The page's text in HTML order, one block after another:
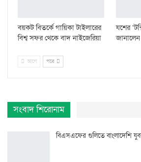
বয়কট বিতর্কে গায়িকা টাইলারের
বিশ্ব সফর থেকে বাদ নাইজেরিয়া
যশের
জানালেন
আগে পরে
সংবাদ শিরোনাম
বিএসএফের গুলিতে বাংলাদেশি